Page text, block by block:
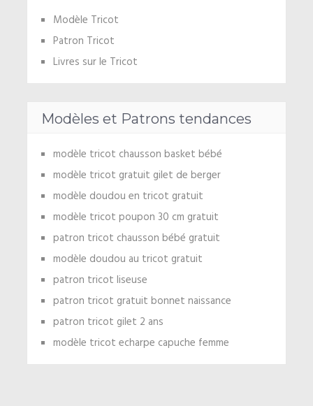
Modèle Tricot
Patron Tricot
Livres sur le Tricot
Modèles et Patrons tendances
modèle tricot chausson basket bébé
modèle tricot gratuit gilet de berger
modèle doudou en tricot gratuit
modèle tricot poupon 30 cm gratuit
patron tricot chausson bébé gratuit
modèle doudou au tricot gratuit
patron tricot liseuse
patron tricot gratuit bonnet naissance
patron tricot gilet 2 ans
modèle tricot echarpe capuche femme